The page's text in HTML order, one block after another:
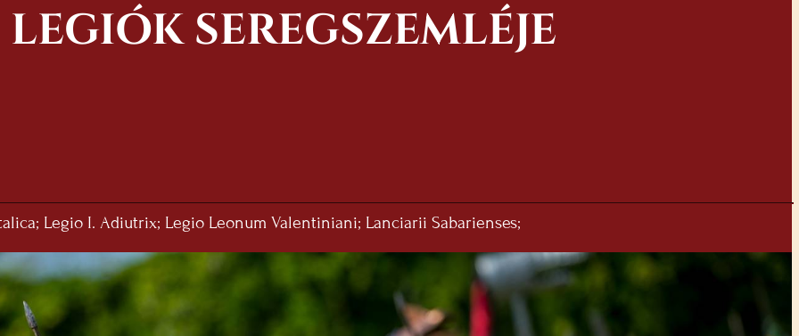
SEREGSZEMLÉJE
Legio I. Adiutrix; Legio Leonum Valentiniani; Lanciarii Sabarienses;